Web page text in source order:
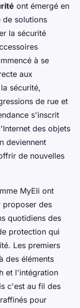
ont émergé en
de solutions
la sécurité
à se
aux
sécurité,
de rue et
s'inscrit
des objets
deviennent
de nouvelles
MyEli ont
proposer des
quotidiens des
protection qui
Les premiers
des éléments
et l'intégration
c'est au fil des
pour